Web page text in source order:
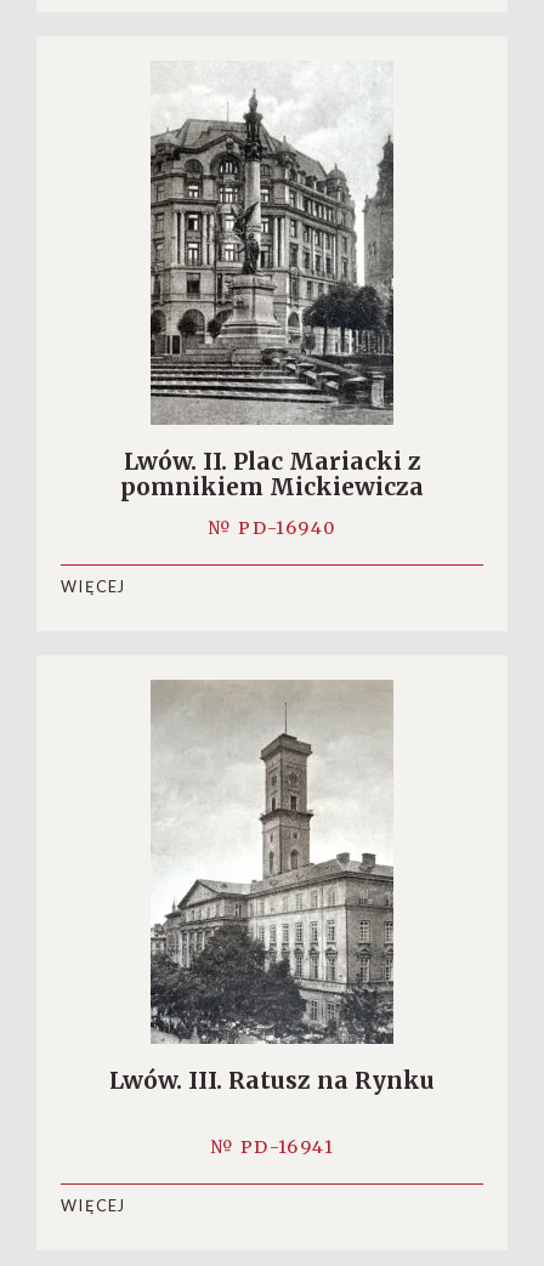
Lwów. II. Plac Mariacki z
pomnikiem Mickiewicza
№ PD-16940
WIĘCEJ
Lwów. III. Ratusz na Rynku
№ PD-16941
WIĘCEJ